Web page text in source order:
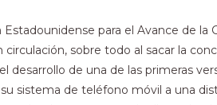
para el Avance de la
sobre todo al sacar la
desarrollo de una de las primeras
sistema de teléfono móvil a una